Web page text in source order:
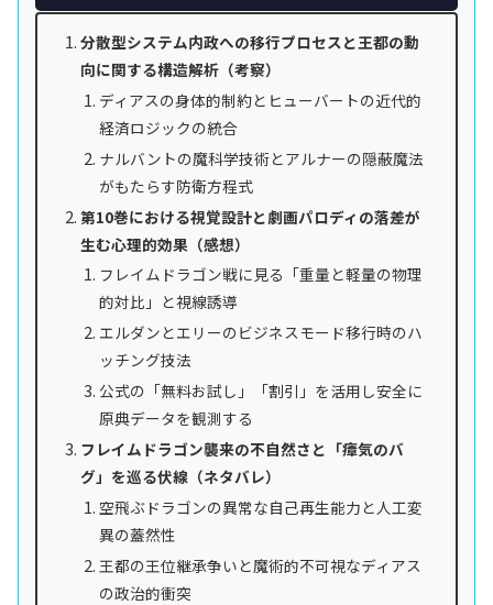
分散型システム内政への移行プロセスと王都の動
向に関する構造解析（考察）
ディアスの身体的制約とヒューバートの近代的
経済ロジックの統合
ナルバントの魔科学技術とアルナーの隠蔽魔法
がもたらす防衛方程式
第10巻における視覚設計と劇画パロディの落差が
生む心理的効果（感想）
フレイムドラゴン戦に見る「重量と軽量の物理
的対比」と視線誘導
エルダンとエリーのビジネスモード移行時のハ
ッチング技法
公式の「無料お試し」「割引」を活用し安全に
原典データを観測する
フレイムドラゴン襲来の不自然さと「瘴気のバ
グ」を巡る伏線（ネタバレ）
空飛ぶドラゴンの異常な自己再生能力と人工変
異の蓋然性
王都の王位継承争いと魔術的不可視なディアス
の政治的衝突